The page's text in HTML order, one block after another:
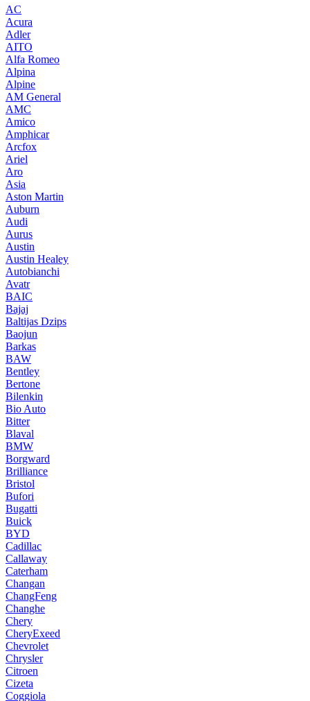
AC
Acura
Adler
AITO
Alfa Romeo
Alpina
Alpine
AM General
AMC
Amico
Amphicar
Arcfox
Ariel
Aro
Asia
Aston Martin
Auburn
Audi
Aurus
Austin
Austin Healey
Autobianchi
Avatr
BAIC
Bajaj
Baltijas Dzips
Baojun
Barkas
BAW
Bentley
Bertone
Bilenkin
Bio Auto
Bitter
Blaval
BMW
Borgward
Brilliance
Bristol
Bufori
Bugatti
Buick
BYD
Cadillac
Callaway
Caterham
Changan
ChangFeng
Changhe
Chery
CheryExeed
Chevrolet
Chrysler
Citroen
Cizeta
Coggiola